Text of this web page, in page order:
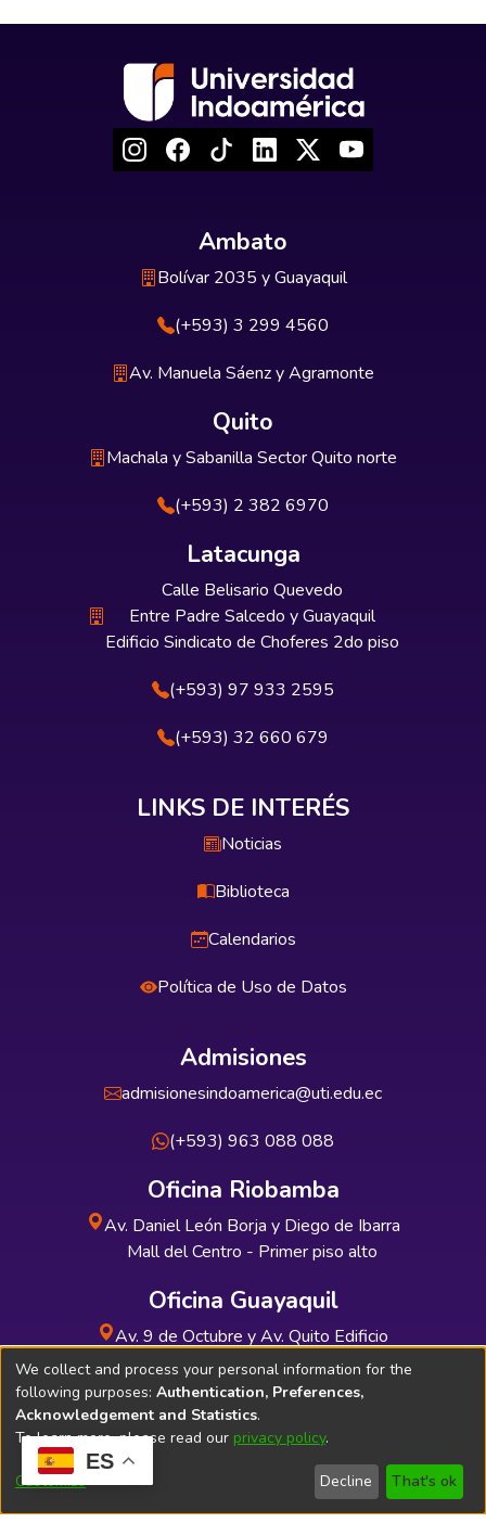
ES
Ambato
Bolívar 2035 y Guayaquil
(+593) 3 299 4560
Av. Manuela Sáenz y Agramonte
Quito
Machala y Sabanilla Sector Quito norte
(+593) 2 382 6970
Latacunga
Calle Belisario Quevedo
Entre Padre Salcedo y Guayaquil
Edificio Sindicato de Choferes 2do piso
(+593) 97 933 2595
(+593) 32 660 679
LINKS DE INTERÉS
Noticias
Biblioteca
Calendarios
Política de Uso de Datos
Admisiones
admisionesindoamerica@uti.edu.ec
(+593) 963 088 088
Oficina Riobamba
Av. Daniel León Borja y Diego de Ibarra
Mall del Centro - Primer piso alto
Oficina Guayaquil
Av. 9 de Octubre y Av. Quito Edificio
INDUAUTO - Planta baja
Soporte Técnico Bibliolatino.com
We collect and process your personal information for the
following purposes: Authentication, Preferences,
Acknowledgement and Statistics.
To learn more, please read our privacy policy.
Customize Decline That's ok